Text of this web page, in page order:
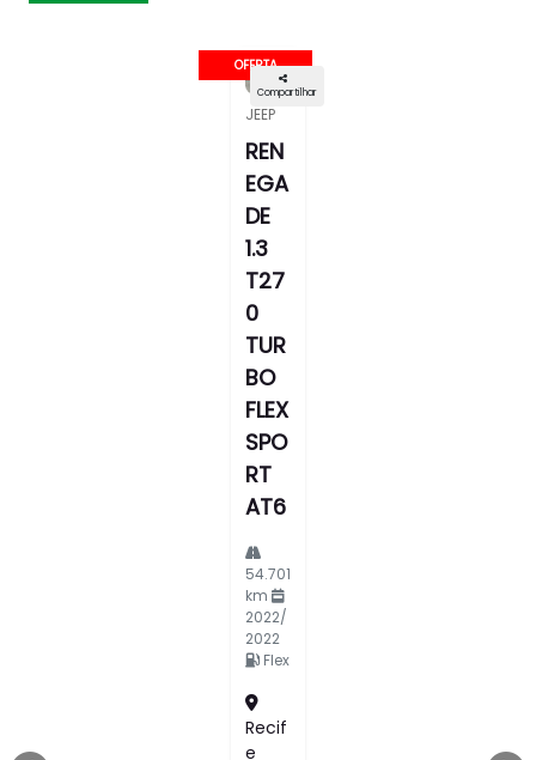
OFERTA
Compartilhar
JEEP
REN
EGA
DE
1.3
T27
0
TUR
BO
FLEX
SPO
RT
AT6
54.701
km
2022/
2022
Flex
Recif
E